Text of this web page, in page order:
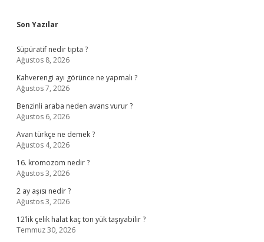
Sidebar
Son Yazılar
Süpüratif nedir tıpta ?
Ağustos 8, 2026
Kahverengi ayı görünce ne yapmalı ?
Ağustos 7, 2026
Benzinli araba neden avans vurur ?
Ağustos 6, 2026
Avan türkçe ne demek ?
Ağustos 4, 2026
16. kromozom nedir ?
Ağustos 3, 2026
2 ay aşısı nedir ?
Ağustos 3, 2026
12’lik çelik halat kaç ton yük taşıyabilir ?
Temmuz 30, 2026